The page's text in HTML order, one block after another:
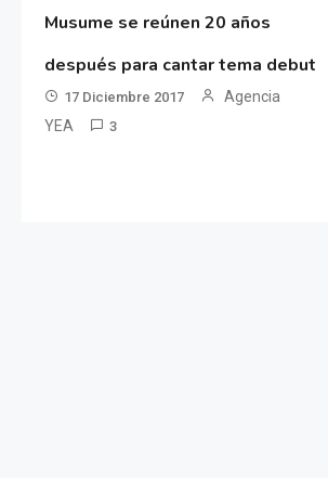
Musume se reúnen 20 años
después para cantar tema debut
17 Diciembre 2017
Agencia
YEA
3